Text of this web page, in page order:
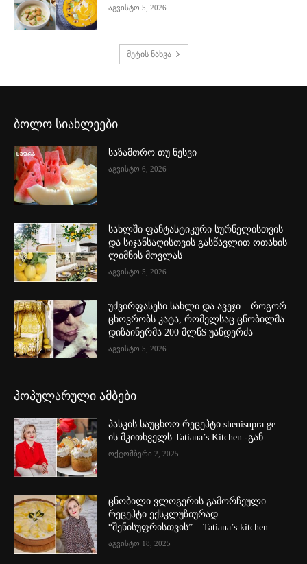
აგვისტო 5, 2026
მეტის ნახვა
ბოლო სიახლეები
საზამთრო თუ ნესვი
აგვისტო 6, 2026
სახლში ფანტასტიკური სურნელისთვის
და სიჯანსაღისთვის გასწავლით ოთახის
ლიმნის მოვლას
აგვისტო 5, 2026
უძვირფასესი სახლი და ავეჯი – როგორ
ცხოვრობს კატა, რომელსაც ცნობილმა
დიზაინერმა 200 მლნ$ უანდერძა
აგვისტო 5, 2026
პოპულარული ამბები
პასკის საუცხოო რეცეპტი shenisupra.ge –
ის მკითხველს Tatiana’s Kitchen -გან
ოქტომბერი 2, 2025
ცნობილი ვლოგერის გამორჩეული
რეცეპტი ექსკლუზიურად
“შენისუფრისთვის” – Tatiana’s kitchen
აგვისტო 18, 2025